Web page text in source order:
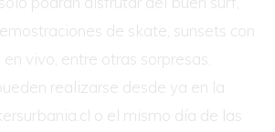
de skate, sunsets con
vivo, entre otras sorpresas.
realizarse desde ya en la
o el mismo día de las